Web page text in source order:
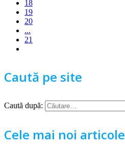
18
19
20
...
21
Caută pe site
Caută după:
Cele mai noi articole